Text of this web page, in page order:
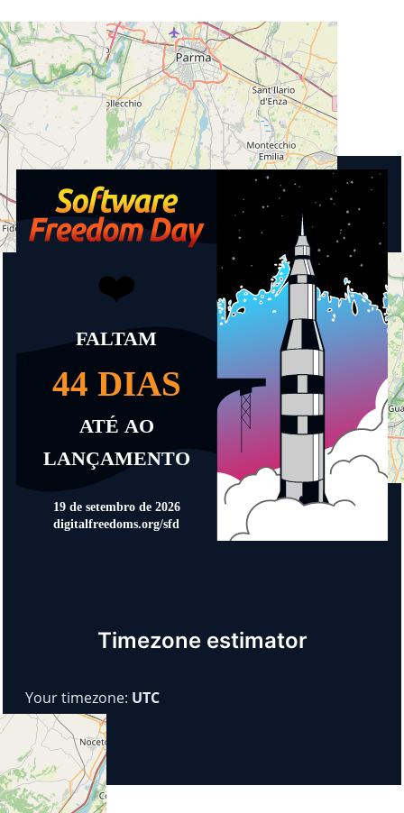
Cidade 43122 Parma
País Itália
Próximos Eventos
Timezone estimator
Your timezone: UTC